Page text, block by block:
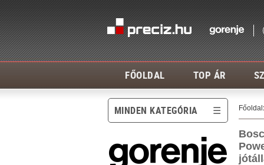
FŐOLDAL TOP ÁR
MINDEN KATEGÓRIA Főoldal